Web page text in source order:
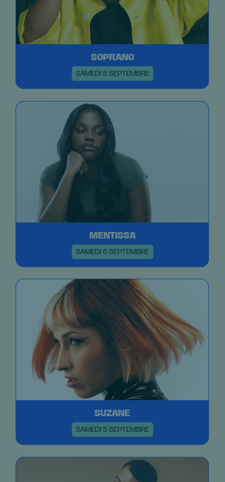
SOPRANO
SAMEDI 5 SEPTEMBRE
MENTISSA
SAMEDI 5 SEPTEMBRE
SUZANE
SAMEDI 5 SEPTEMBRE